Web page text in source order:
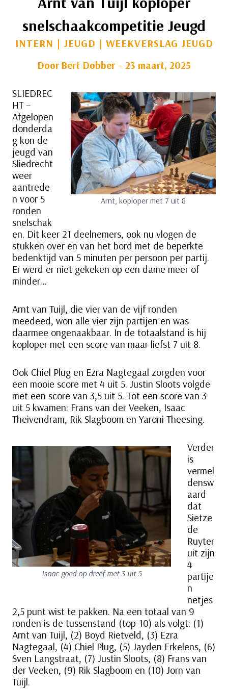
snelschaakcompetitie Jeugd
INTERN | JEUGD | WEEKVERSLAG JEUGD
Door Bert Dobber 23 maart, 2025
Arnt, koploper met 7 uit 8
SLIEDREC
HT –
Afgelopen
donderda
g kon de
jeugd van
Sliedrecht
weer
aantrede
n voor 5
ronden
snelschak
en. Dit keer 21 deelnemers, ook nu vlogen de
stukken over en van het bord met de beperkte
bedenktijd van 5 minuten per persoon per partij.
Er werd er niet gekeken op een dame meer of
minder…
Arnt van Tuijl, die vier van de vijf ronden
meedeed, won alle vier zijn partijen en was
daarmee ongenaakbaar. In de totaalstand is hij
koploper met een score van maar liefst 7 uit 8.
Ook Chiel Plug en Ezra Nagtegaal zorgden voor
een mooie score met 4 uit 5. Justin Sloots volgde
met een score van 3,5 uit 5. Tot een score van 3
uit 5 kwamen: Frans van der Veeken, Isaac
Theivendram, Rik Slagboom en Yaroni Theesing.
Isaac goed op dreef met 3 uit 5
Verder
is
vermel
densw
aard
dat
Sietze
de
Ruyter
uit zijn
4
partije
n
netjes
2,5 punt wist te pakken. Na een totaal van 9
ronden is de tussenstand (top-10) als volgt: (1)
Arnt van Tuijl, (2) Boyd Rietveld, (3) Ezra
Nagtegaal, (4) Chiel Plug, (5) Jayden Erkelens, (6)
Sven Langstraat, (7) Justin Sloots, (8) Frans van
der Veeken, (9) Rik Slagboom en (10) Jorn van
Tuijl.